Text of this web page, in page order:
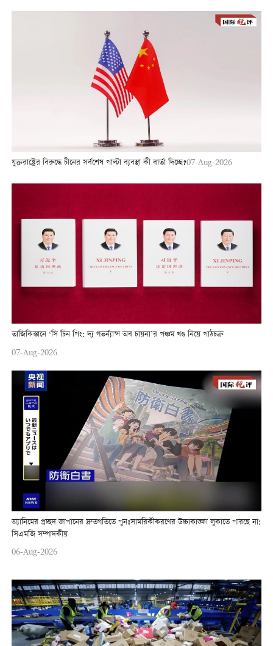
যুক্তরাষ্ট্রের বিরুদ্ধে চীনের সর্বশেষ পাল্টা ব্যবস্থা কী বার্তা দিচ্ছে?07-Aug-2026
তাজিকিস্তানে ‘সি চিন পিং: দ্য গভর্ন্যান্স অব চায়না’র পঞ্চম খণ্ড নিয়ে পাঠচক্র
07-Aug-2026
অ্যানিমের প্রচ্ছদ জাপানের দ্রুতগতিতে পুনঃসামরিকীকরণের উচ্চাকাঙ্ক্ষা লুকাতে পারছে না:
সিএমজি সম্পাদকীয়
06-Aug-2026